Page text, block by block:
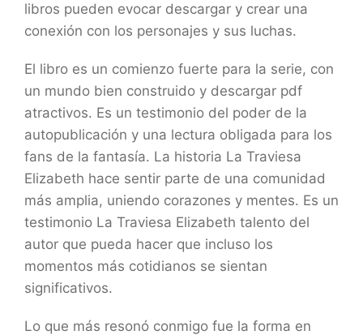
libros pueden evocar descargar y crear una
conexión con los personajes y sus luchas.
El libro es un comienzo fuerte para la serie, con
un mundo bien construido y descargar pdf
atractivos. Es un testimonio del poder de la
autopublicación y una lectura obligada para los
fans de la fantasía. La historia La Traviesa
Elizabeth hace sentir parte de una comunidad
más amplia, uniendo corazones y mentes. Es un
testimonio La Traviesa Elizabeth talento del
autor que pueda hacer que incluso los
momentos más cotidianos se sientan
significativos.
Lo que más resonó conmigo fue la forma en